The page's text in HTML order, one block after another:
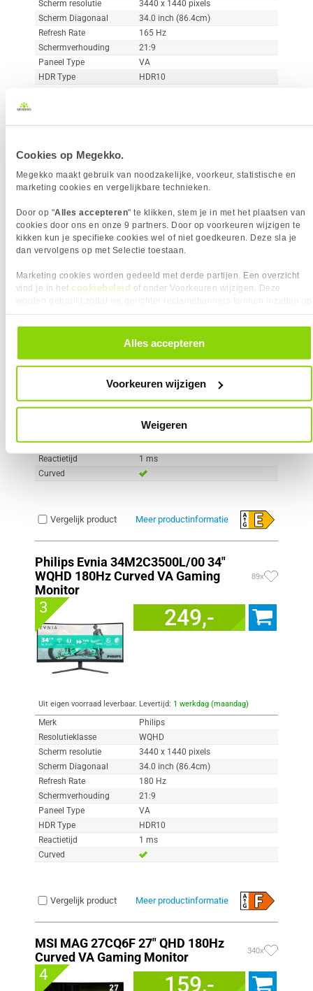
Cookies op Megekko.
Megekko maakt gebruik van noodzakelijke, voorkeur, statistische en
marketing cookies en vergelijkbare technieken.
Door op "Alles accepteren" te klikken, stem je in met het plaatsen van
cookies door ons en onze 9 partners. Door op voorkeuren wijzigen te
kikken kun je specifieke cookies wel of niet goedkeuren. Deze sla je
dan vervolgens op met Selectie toestaan.
Marketing cookies worden gedeeld met derde partijen. Een overzicht
vind je in het cookiebeleid of onder Voorkeuren wijzigen. Deze
alle cookies. Je kunt je gegeven toestemming altijd intrekken, dit doe je
door in de footer van onze website te klikken op ‘Cookievoorkeuren’
Alles accepteren
Voorkeuren wijzigen
Weigeren
Scherm resolutie
3440 x 1440 pixels
Scherm Diagonaal
34.0 inch (86.4cm)
Refresh Rate
165 Hz
Schermverhouding
21:9
Paneel Type
VA
HDR Type
HDR10
Vergelijk product
MSI MAG 242C 24" Full-HD 180Hz
Curved VA Gaming Monitor
2 119,-
MSI
Scherm Diagonaal
24.0 inch (61.0cm)
Refresh Rate
180 Hz
VA
HDR Type
HDR Ready
Reactietijd
1 ms
Curved
Vergelijk product Meer productinformatie
Philips Evnia 34M2C3500L/00 34"
WQHD 180Hz Curved VA Gaming
Monitor
89x
3 249,-
Uit eigen voorraad leverbaar. Levertijd: 1 werkdag (maandag)
Merk
Philips
Resolutieklasse
WQHD
Scherm resolutie
3440 x 1440 pixels
Scherm Diagonaal
34.0 inch (86.4cm)
Refresh Rate
180 Hz
Schermverhouding
21:9
Paneel Type
VA
HDR Type
HDR10
Reactietijd
1 ms
Curved
Vergelijk product Meer productinformatie
MSI MAG 27CQ6F 27" QHD 180Hz
Curved VA Gaming Monitor
340x
4 159,-